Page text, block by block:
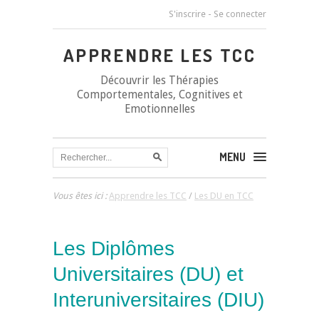
S'inscrire - Se connecter
APPRENDRE LES TCC
Découvrir les Thérapies
Comportementales, Cognitives et
Emotionnelles
MENU
Vous êtes ici :Apprendre les TCC / Les DU en TCC
Les Diplômes
Universitaires (DU) et
Interuniversitaires (DIU)